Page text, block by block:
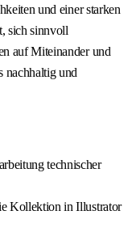
und einer starken
sich sinnvoll
auf Miteinander und
nachhaltig und
technischer
Kollektion in Illustrator